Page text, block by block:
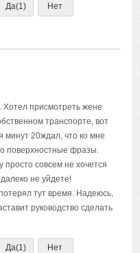
Да(1) Нет
Хотел присмотреть жене
транспорте, вот
20ждал, что ко мне
поверхностные фразы.
просто совсем не хочется
не уйдете!
тут время. Надеюсь,
руководство сделать
Да(1) Нет